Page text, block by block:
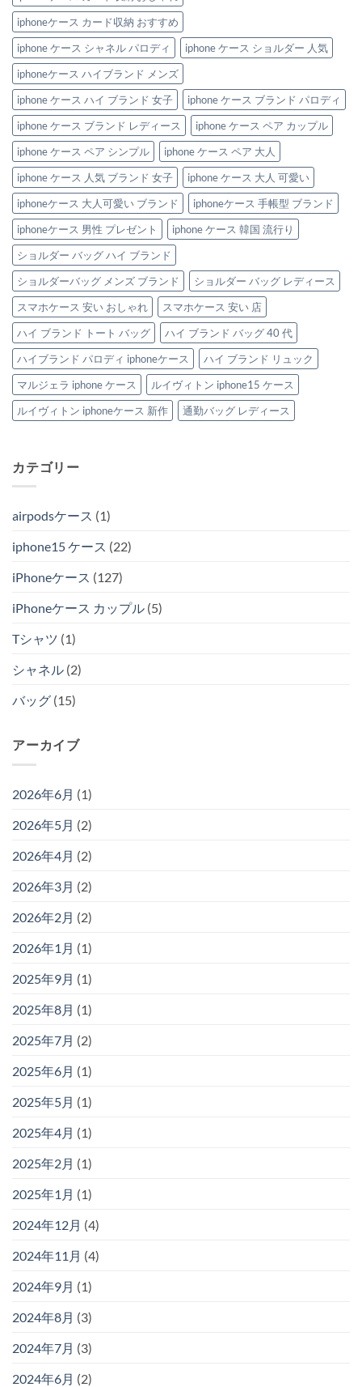
ザ
イ
ン！
へ
の
iphoneケース カード収納 おすすめ
iphone ケース シャネル パロディ
iphone ケース ショルダー 人気
iphoneケース ハイブランド メンズ
iphone ケース ハイ ブランド 女子
iphone ケース ブランド パロディ
iphone ケース ブランド レディース
iphone ケース ペア カップル
iphone ケース ペア シンプル
iphone ケース ペア 大人
iphone ケース 人気 ブランド 女子
iphone ケース 大人 可愛い
iphoneケース 大人可愛い ブランド
iphoneケース 手帳型 ブランド
iphoneケース 男性 プレゼント
iphone ケース 韓国 流行り
ショルダー バッグ ハイ ブランド
ショルダーバッグ メンズ ブランド
ショルダー バッグ レディース
スマホケース 安い おしゃれ
スマホケース 安い 店
ハイ ブランド トート バッグ
ハイ ブランド バッグ 40 代
ハイブランド パロディ iphoneケース
ハイ ブランド リュック
マルジェラ iphone ケース
ルイヴィトン iphone15 ケース
ルイヴィトン iphoneケース 新作
通勤バッグ レディース
カテゴリー
airpodsケース (1)
iphone15 ケース (22)
iPhoneケース (127)
iPhoneケース カップル (5)
Tシャツ (1)
シャネル (2)
バッグ (15)
アーカイブ
2026年6月 (1)
2026年5月 (2)
2026年4月 (2)
2026年3月 (2)
2026年2月 (2)
2026年1月 (1)
2025年9月 (1)
2025年8月 (1)
2025年7月 (2)
2025年6月 (1)
2025年5月 (1)
2025年4月 (1)
2025年2月 (1)
2025年1月 (1)
2024年12月 (4)
2024年11月 (4)
2024年9月 (1)
2024年8月 (3)
2024年7月 (3)
2024年6月 (2)